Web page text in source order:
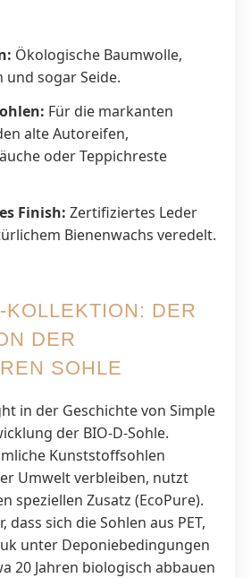
Ökologische Baumwolle,
und sogar Seide.
Für die markanten
alte Autoreifen,
oder Teppichreste
Finish: Zertifiziertes Leder
Bienenwachs veredelt.
KOLLEKTION: DER
DER
SOHLE
in der Geschichte von Simple
der BIO-D-Sohle.
Kunststoffsohlen
Umwelt verbleiben, nutzt
speziellen Zusatz (EcoPure).
dass sich die Sohlen aus PET,
unter Deponiebedingungen
20 Jahren biologisch abbauen